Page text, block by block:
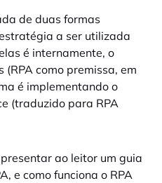
de duas formas
a ser utilizada
é internamente, o
como premissa, em
é implementando o
(traduzido para RPA
ao leitor um guia
e como funciona o RPA